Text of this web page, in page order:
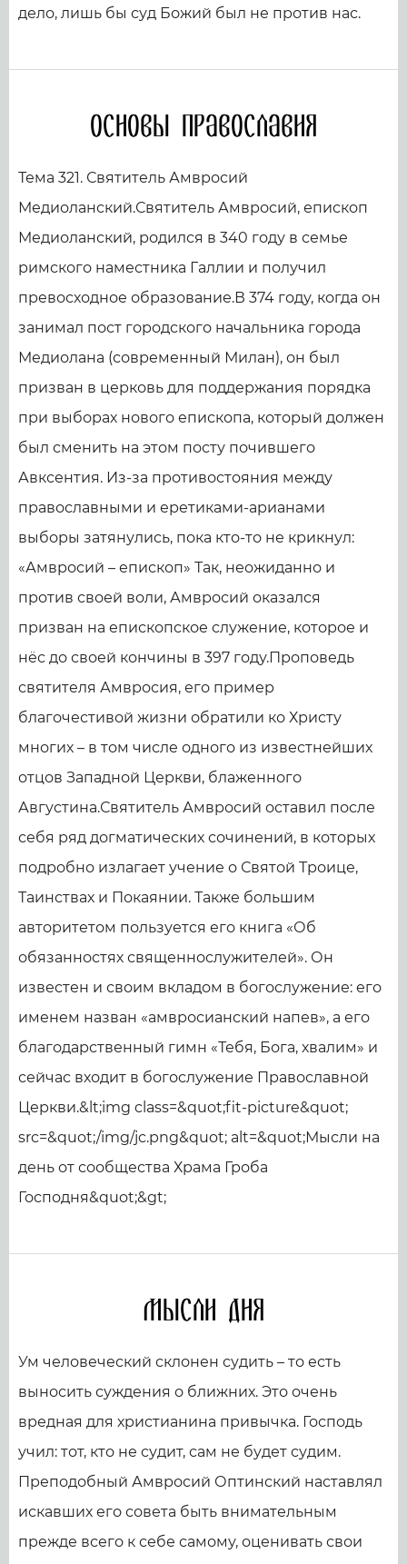
дело, лишь бы суд Божий был не против нас.
Основы православия
Тема 321. Святитель Амвросий
Медиоланский.Святитель Амвросий, епископ
Медиоланский, родился в 340 году в семье
римского наместника Галлии и получил
превосходное образование.В 374 году, когда он
занимал пост городского начальника города
Медиолана (современный Милан), он был
призван в церковь для поддержания порядка
при выборах нового епископа, который должен
был сменить на этом посту почившего
Авксентия. Из-за противостояния между
православными и еретиками-арианами
выборы затянулись, пока кто-то не крикнул:
«Амвросий – епископ» Так, неожиданно и
против своей воли, Амвросий оказался
призван на епископское служение, которое и
нёс до своей кончины в 397 году.Проповедь
святителя Амвросия, его пример
благочестивой жизни обратили ко Христу
многих – в том числе одного из известнейших
отцов Западной Церкви, блаженного
Августина.Святитель Амвросий оставил после
себя ряд догматических сочинений, в которых
подробно излагает учение о Святой Троице,
Таинствах и Покаянии. Также большим
авторитетом пользуется его книга «Об
обязанностях священнослужителей». Он
известен и своим вкладом в богослужение: его
именем назван «амвросианский напев», а его
благодарственный гимн «Тебя, Бога, хвалим» и
сейчас входит в богослужение Православной
Церкви.&lt;img class=&quot;fit-picture&quot;
src=&quot;/img/jc.png&quot; alt=&quot;Мысли на
день от сообщества Храма Гроба
Господня&quot;&gt;
Мысли дня
Ум человеческий склонен судить – то есть
выносить суждения о ближних. Это очень
вредная для христианина привычка. Господь
учил: тот, кто не судит, сам не будет судим.
Преподобный Амвросий Оптинский наставлял
искавших его совета быть внимательным
прежде всего к себе самому, оценивать свои